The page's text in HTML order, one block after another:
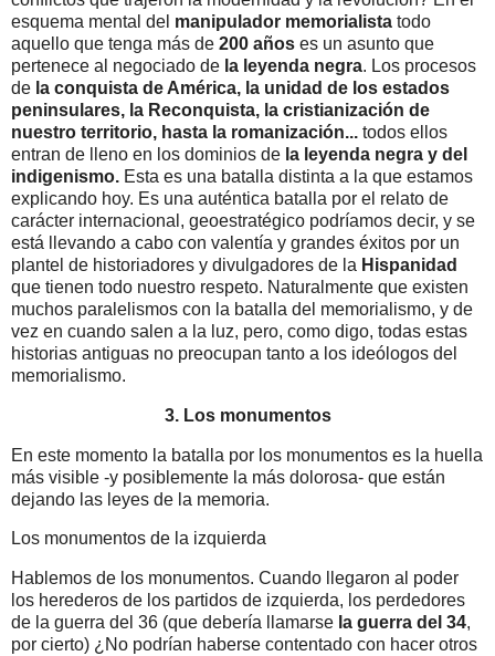
esquema mental del manipulador memorialista todo
aquello que tenga más de 200 años es un asunto que
pertenece al negociado de la leyenda negra. Los procesos
de la conquista de América, la unidad de los estados
peninsulares, la Reconquista, la cristianización de
nuestro territorio, hasta la romanización... todos ellos
entran de lleno en los dominios de la leyenda negra y del
indigenismo. Esta es una batalla distinta a la que estamos
explicando hoy. Es una auténtica batalla por el relato de
carácter internacional, geoestratégico podríamos decir, y se
está llevando a cabo con valentía y grandes éxitos por un
plantel de historiadores y divulgadores de la Hispanidad
que tienen todo nuestro respeto. Naturalmente que existen
muchos paralelismos con la batalla del memorialismo, y de
vez en cuando salen a la luz, pero, como digo, todas estas
historias antiguas no preocupan tanto a los ideólogos del
memorialismo.
3. Los monumentos
En este momento la batalla por los monumentos es la huella
más visible -y posiblemente la más dolorosa- que están
dejando las leyes de la memoria.
Los monumentos de la izquierda
Hablemos de los monumentos. Cuando llegaron al poder
los herederos de los partidos de izquierda, los perdedores
de la guerra del 36 (que debería llamarse la guerra del 34,
por cierto) ¿No podrían haberse contentado con hacer otros